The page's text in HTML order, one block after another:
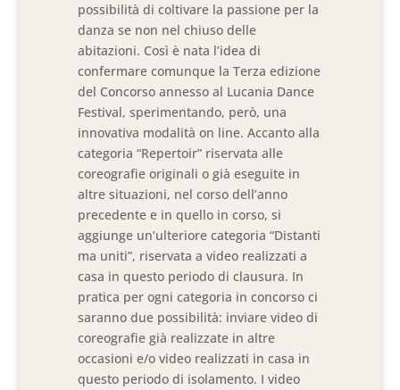
possibilità di coltivare la passione per la
danza se non nel chiuso delle
abitazioni. Così è nata l’idea di
confermare comunque la Terza edizione
del Concorso annesso al Lucania Dance
Festival, sperimentando, però, una
innovativa modalità on line. Accanto alla
categoria “Repertoir” riservata alle
coreografie originali o già eseguite in
altre situazioni, nel corso dell’anno
precedente e in quello in corso, si
aggiunge un’ulteriore categoria “Distanti
ma uniti”, riservata a video realizzati a
casa in questo periodo di clausura. In
pratica per ogni categoria in concorso ci
saranno due possibilità: inviare video di
coreografie già realizzate in altre
occasioni e/o video realizzati in casa in
questo periodo di isolamento. I video